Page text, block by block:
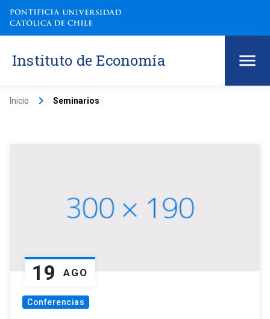
Instituto de Economía
Inicio keyboard_arrow_right Seminarios
19 AGO
Conferencias